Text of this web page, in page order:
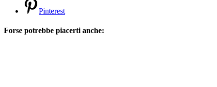
Pinterest
Forse potrebbe piacerti anche: